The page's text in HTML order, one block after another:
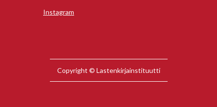
Instagram
Copyright © Lastenkirjainstituutti